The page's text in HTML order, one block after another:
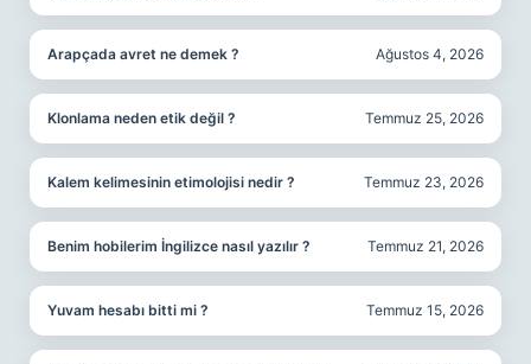
Arapçada avret ne demek ? Ağustos 4, 2026
Klonlama neden etik değil ? Temmuz 25, 2026
Kalem kelimesinin etimolojisi nedir ? Temmuz 23, 2026
Benim hobilerim İngilizce nasıl yazılır ? Temmuz 21, 2026
Yuvam hesabı bitti mi ? Temmuz 15, 2026